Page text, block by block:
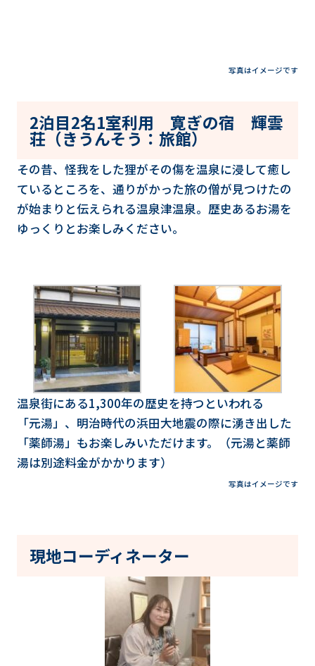
写真はイメージです
2泊目2名1室利用 寛ぎの宿 輝雲
荘（きうんそう：旅館）
その昔、怪我をした狸がその傷を温泉に浸して癒し
ているところを、通りがかった旅の僧が見つけたの
が始まりと伝えられる温泉津温泉。歴史あるお湯を
ゆっくりとお楽しみください。
温泉街にある1,300年の歴史を持つといわれる
「元湯」、明治時代の浜田大地震の際に湧き出した
「薬師湯」もお楽しみいただけます。（元湯と薬師
湯は別途料金がかかります）
写真はイメージです
現地コーディネーター